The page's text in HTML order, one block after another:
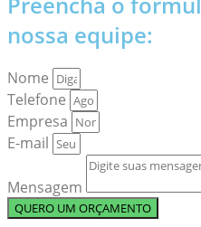
nossa equipe:
Nome
Telefone
Empresa
E-mail
Mensagem
QUERO UM ORÇAMENTO